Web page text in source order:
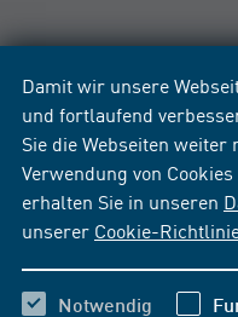
Damit wir unsere
und fortlaufend
Sie die Webseiten
Verwendung von
erhalten Sie in unseren
unserer Cookie-
Notwendig